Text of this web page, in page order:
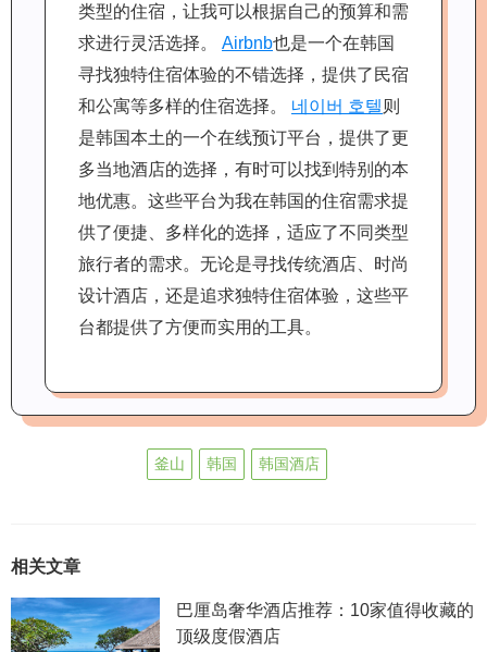
类型的住宿，让我可以根据自己的预算和需
求进行灵活选择。 Airbnb也是一个在韩国
寻找独特住宿体验的不错选择，提供了民宿
和公寓等多样的住宿选择。 네이버 호텔 则
是韩国本土的一个在线预订平台，提供了更
多当地酒店的选择，有时可以找到特别的本
地优惠。这些平台为我在韩国的住宿需求提
供了便捷、多样化的选择，适应了不同类型
旅行者的需求。无论是寻找传统酒店、时尚
设计酒店，还是追求独特住宿体验，这些平
台都提供了方便而实用的工具。
釜山 韩国 韩国酒店
相关文章
巴厘岛奢华酒店推荐：10家值得收藏的
顶级度假酒店